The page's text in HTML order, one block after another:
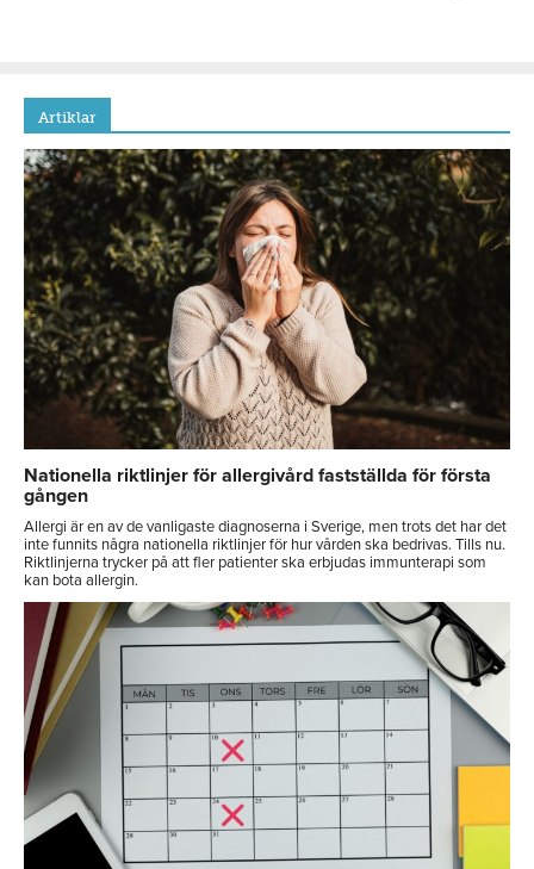
Artiklar
Nationella riktlinjer för allergivård fastställda för första
gången
Allergi är en av de vanligaste diagnoserna i Sverige, men trots det har det
inte funnits några nationella riktlinjer för hur vården ska bedrivas. Tills nu.
Riktlinjerna trycker på att fler patienter ska erbjudas immunterapi som
kan bota allergin.